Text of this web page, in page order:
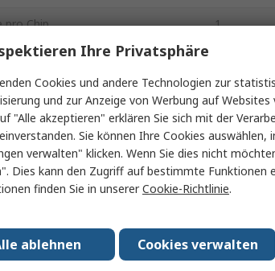
pro Chip 1
max. bei Lastkapazität 13ns
Pegel max. -32mA
Pegel max. 32mA
1.65V
Ihre Privatsphäre
Cookies und andere Technologien zur
und zur Anzeige von Werbung auf
"Alle akzeptieren" erklären Sie sich mit der
Sie können Ihre Cookies auswählen,
verwalten" klicken. Wenn Sie dies nicht
Dies kann den Zugriff auf bestimmte Funktionen
finden Sie in unsererCookie-Richtlinie.
Cookies verwalten
ablehnen